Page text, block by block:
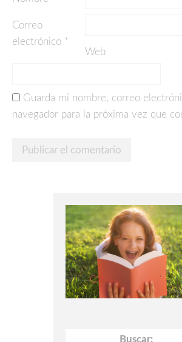
Correo
electrónico *
Web
Guarda mi nombre, correo
navegador para la próxima vez que
Buscar: